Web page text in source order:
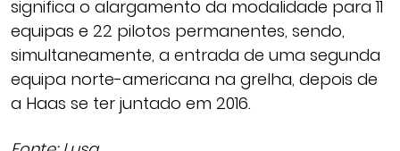
significa o alargamento da modalidade para 11
equipas e 22 pilotos permanentes, sendo,
simultaneamente, a entrada de uma segunda
equipa norte-americana na grelha, depois de
a Haas se ter juntado em 2016.